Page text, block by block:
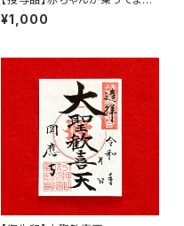
ステッカー
¥1,000